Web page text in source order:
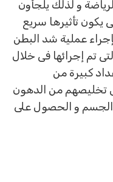
و لذلك يلجأون
يكون تأثيرها سريع
عملية شد البطن
تم إجرائها فى خلال
كبيرة من
تخليصهم من الدهون
الجسم و الحصول على